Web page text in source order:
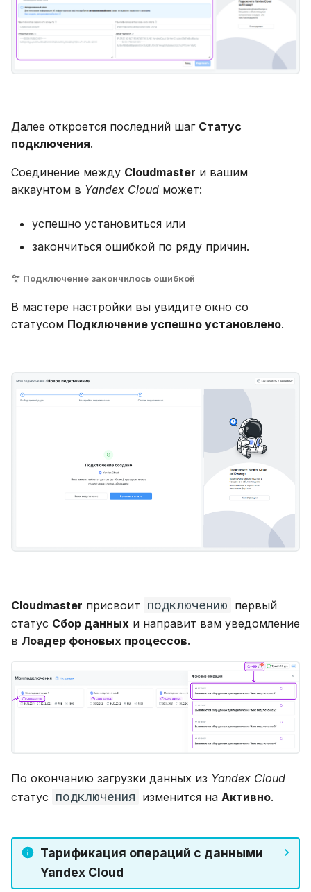
Далее откроется последний шаг Статус
подключения.
Соединение между Cloudmaster и вашим
аккаунтом в Yandex Cloud может:
успешно установиться или
закончиться ошибкой по ряду причин.
Подключение закончилось ошибкой
В мастере настройки вы увидите окно со
статусом Подключение успешно установлено.
Cloudmaster присвоит подключению первый
статус Сбор данных и направит вам уведомление
в Лоадер фоновых процессов.
По окончанию загрузки данных из Yandex Cloud
статус подключения изменится наАктивно.
Тарификация операций с данными
Yandex Cloud